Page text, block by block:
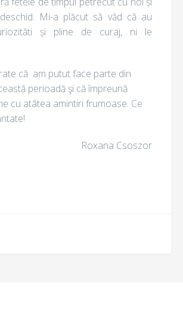
Mi-a plăcut să văd că au
și pline de curaj, ni le
că am putut face parte din
perioadă şi că împreună
cu atâtea amintiri frumoase. Ce
Roxana Csoszor